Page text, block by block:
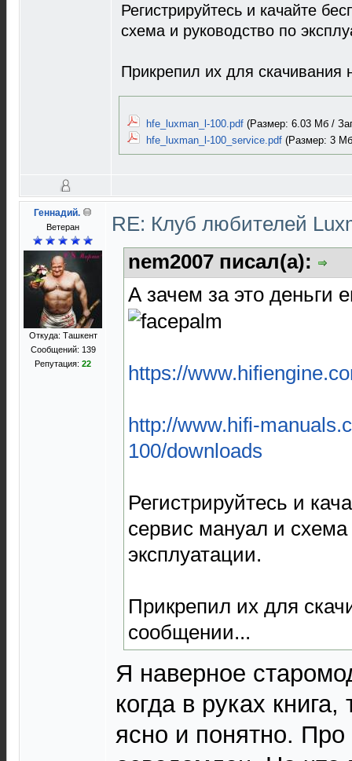
Регистрируйтесь и качайте
схема и руководство по
Прикрепил их для
hfe_luxman_l-100.pdf(Размер: 6.03 Мб /
hfe_luxman_l-100_service.pdf(Размер: 3 Мб
Геннадий.
Ветеран
Откуда: Ташкент
Сообщений: 139
Репутация: 22
RE: Клуб любителей
nem2007 писал(а):
А зачем за это деньги
https://
http://www.hifi-
100/downloads
Регистрируйтесь и
сервис мануал и схема
эксплуатации.
Прикрепил их для
сообщении...
Я наверное
когда в руках
ясно и понятно. Про